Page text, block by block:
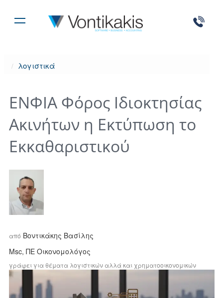
λογιστικά
ΕΝΦΙΑ Φόρος Ιδιοκτησίας
Ακινήτων η Εκτύπωση το
Εκκαθαριστικού
από Βοντικάκης Bασίλης
Msc, ΠΕ Οικονομολόγος
γράφει για θέματα λογιστικών αλλά και χρηματοοικονομικών